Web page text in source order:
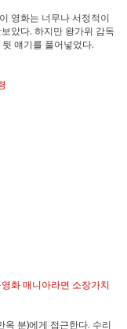
영화는 너무나 서정적이
았다. 하지만 왕가위 감독
얘기를 풀어넣었다.
화 매니아라면 소장가치
분)에게 접근한다. 수리